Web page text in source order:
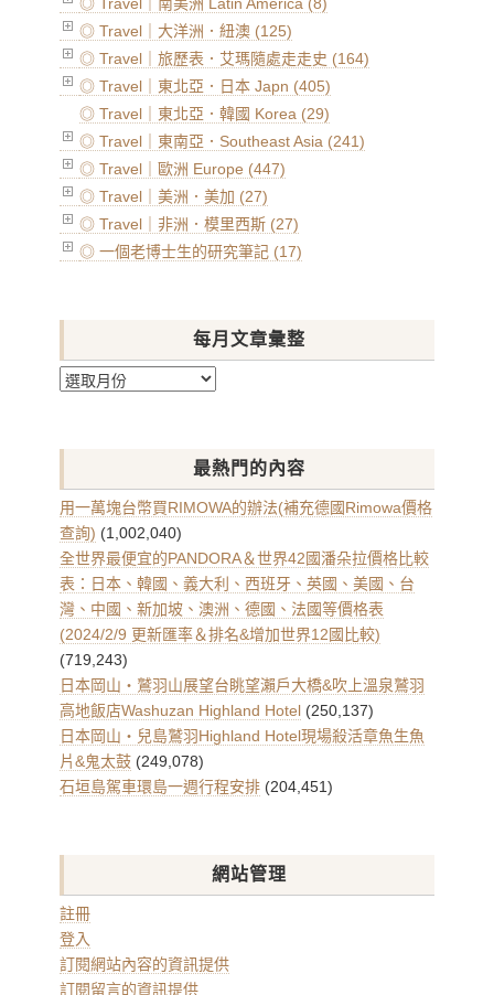
◎ Travel｜大洋洲．紐澳 (125)
◎ Travel｜旅歷表．艾瑪隨處走走史 (164)
◎ Travel｜東北亞．日本 Japn (405)
◎ Travel｜東北亞．韓國 Korea (29)
◎ Travel｜東南亞．Southeast Asia (241)
◎ Travel｜歐洲 Europe (447)
◎ Travel｜美洲．美加 (27)
◎ Travel｜非洲．模里西斯 (27)
◎ 一個老博士生的研究筆記 (17)
每月文章彙整
每
章
整
最熱門的內容
用一萬塊台幣買RIMOWA的辦法(補充德國Rimowa價格
查詢) (1,002,040)
全世界最便宜的PANDORA＆世界42國潘朵拉價格比較
表：日本、韓國、義大利、西班牙、英國、美國、台
灣、中國、新加坡、澳洲、德國、法國等價格表
(2024/2/9 更新匯率＆排名&增加世界12國比較)
(719,243)
日本岡山・鷲羽山展望台眺望瀨戶大橋&吹上溫泉鷲羽
高地飯店Washuzan Highland Hotel (250,137)
日本岡山・兒島鷲羽Highland Hotel現場殺活章魚生魚
片&鬼太鼓 (249,078)
石垣島駕車環島一週行程安排 (204,451)
網站管理
註冊
登入
訂閱網站內容的資訊提供
訂閱留言的資訊提供